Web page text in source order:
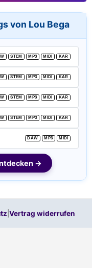
von Lou Bega
STEM MP3 MIDI KAR
STEM MP3 MIDI KAR
STEM MP3 MIDI KAR
STEM MP3 MIDI KAR
DAW MP3 MIDI
→
Vertrag widerrufen
in das Feld oben ein.
vergessen!
anlegen